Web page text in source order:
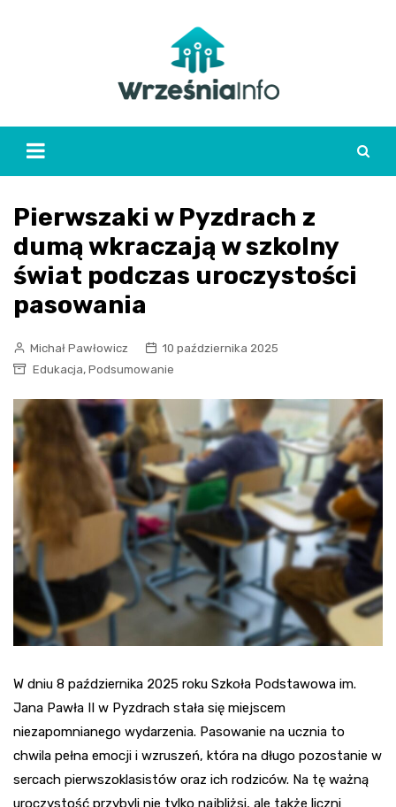
Pierwszaki w Pyzdrach z
dumą wkraczają w szkolny
świat podczas uroczystości
pasowania
Michał Pawłowicz
10 października 2025
Edukacja, Podsumowanie
W dniu 8 października 2025 roku Szkoła Podstawowa im.
Jana Pawła II w Pyzdrach stała się miejscem
niezapomnianego wydarzenia. Pasowanie na ucznia to
chwila pełna emocji i wzruszeń, która na długo pozostanie w
sercach pierwszoklasistów oraz ich rodziców. Na tę ważną
uroczystość przybyli nie tylko najbliżsi, ale także liczni